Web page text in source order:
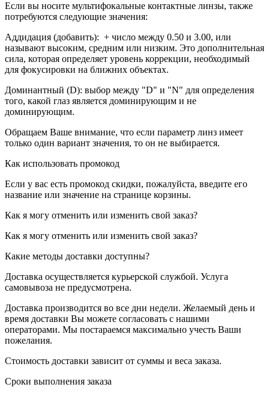
Если вы носите мультифокальные контактные линзы, также
потребуются следующие значения:
Аддидация (добавить): + число между 0.50 и 3.00, или
называют высоким, средним или низким. Это дополнительная
сила, которая определяет уровень коррекции, необходимый
для фокусировки на ближних объектах.
Доминантный (D): выбор между "D" и "N" для определения
того, какой глаз является доминирующим и не
доминирующим.
Обращаем Ваше внимание, что если параметр линз имеет
только один вариант значения, то он не выбирается.
Как использовать промокод
Если у вас есть промокод скидки, пожалуйста, введите его
название или значение на странице корзины.
Как я могу отменить или изменить свой заказ?
Как я могу отменить или изменить свой заказ?
Какие методы доставки доступны?
Доставка осуществляется курьерской службой. Услуга
самовывоза не предусмотрена.
Доставка производится во все дни недели. Желаемый день и
время доставки Вы можете согласовать с нашими
операторами. Мы постараемся максимально учесть Ваши
пожелания.
Стоимость доставки зависит от суммы и веса заказа.
Сроки выполнения заказа